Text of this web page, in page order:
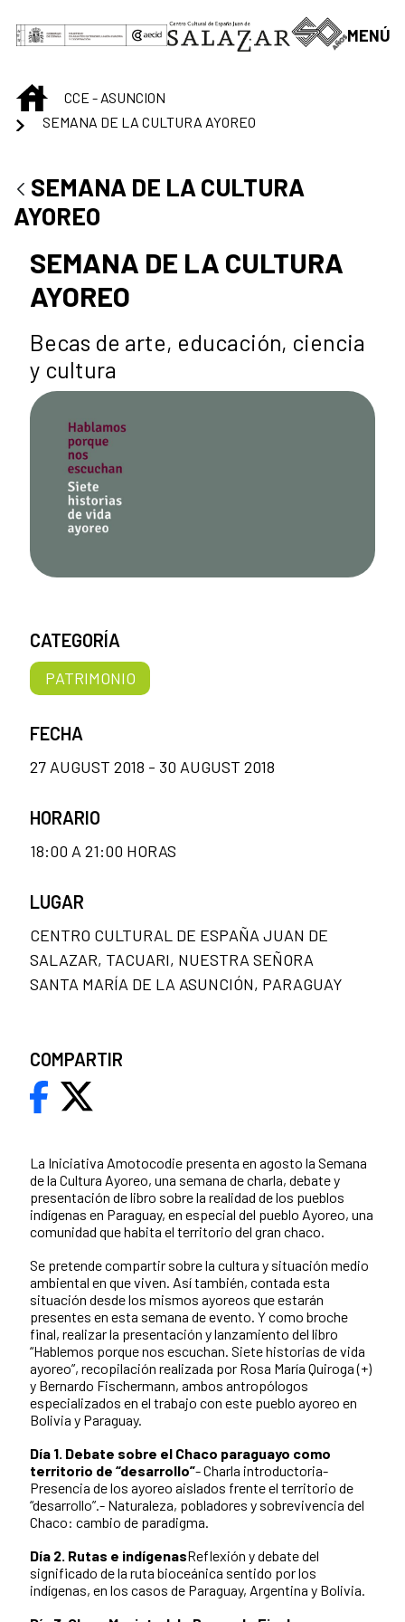
MENÚ
INICIOCCE - ASUNCION
SEMANA DE LA CULTURA AYOREO
SEMANA DE LA CULTURA
AYOREO
SEMANA DE LA CULTURA
AYOREO
Becas de arte, educación, ciencia
y cultura
La Iniciativa Amotocodie presenta en agosto la Semana
de la Cultura Ayoreo, una semana de charla, debate y
presentación de libro sobre la realidad de los pueblos
indígenas en Paraguay, en especial del pueblo Ayoreo, una
comunidad que habita el territorio del gran chaco.
Se pretende compartir sobre la cultura y situación medio
ambiental en que viven. Así también, contada esta
situación desde los mismos ayoreos que estarán
presentes en esta semana de evento. Y como broche
final, realizar la presentación y lanzamiento del libro
“Hablemos porque nos escuchan. Siete historias de vida
ayoreo”, recopilación realizada por Rosa María Quiroga (+)
y Bernardo Fischermann, ambos antropólogos
especializados en el trabajo con este pueblo ayoreo en
Bolivia y Paraguay.
Día 1. Debate sobre el Chaco paraguayo como
territorio de “desarrollo”- Charla introductoria-
Presencia de los ayoreo aislados frente el territorio de
“desarrollo”.- Naturaleza, pobladores y sobrevivencia del
Chaco: cambio de paradigma.
Día 2. Rutas e indígenasReflexión y debate del
significado de la ruta bioceánica sentido por los
indígenas, en los casos de Paraguay, Argentina y Bolivia.
CATEGORÍA
PATRIMONIO
FECHA
27 AUGUST 2018 - 30 AUGUST 2018
HORARIO
18:00 A 21:00 HORAS
LUGAR
CENTRO CULTURAL DE ESPAÑA JUAN DE
SALAZAR, TACUARI, NUESTRA SEÑORA
SANTA MARÍA DE LA ASUNCIÓN, PARAGUAY
COMPARTIR